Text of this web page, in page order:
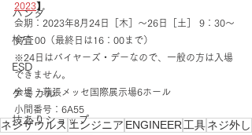
ハンダ
検査
ESD
ケミカル
技ありショップ
2023】
会期：2023年8月24日［木］～26日［土］ 9：30～
17：00（最終日は16：00まで）
※24日はバイヤーズ・デーなので、一般の方は入場
できません。
会場：幕張メッセ国際展示場6ホール
小間番号：6A55
ネジザウルス エンジニア ENGINEER工具ネジ外し